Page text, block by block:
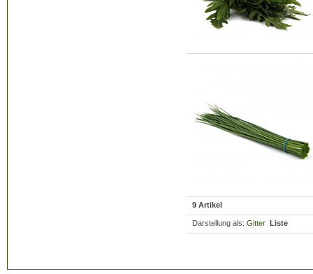
9 Artikel
Darstellung als: Gitter Liste